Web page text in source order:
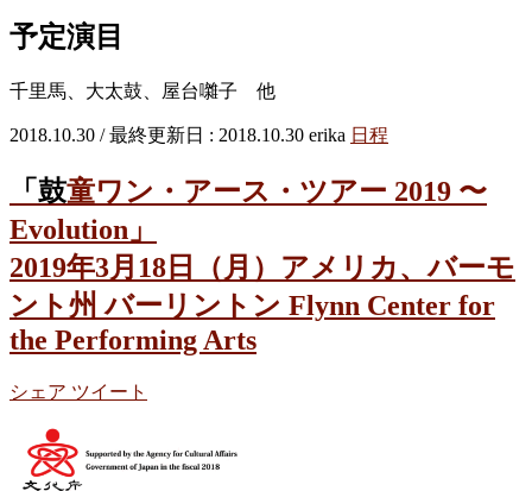
予定演目
千里馬、大太鼓、屋台囃子 他
2018.10.30 / 最終更新日 : 2018.10.30 erika 日程
「鼓童ワン・アース・ツアー 2019 〜
Evolution」
2019年3月18日（月）アメリカ、バーモ
ント州 バーリントン Flynn Center for
the Performing Arts
シェア ツイート